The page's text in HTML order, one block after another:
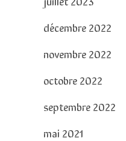
décembre 2022
novembre 2022
octobre 2022
septembre 2022
mai 2021